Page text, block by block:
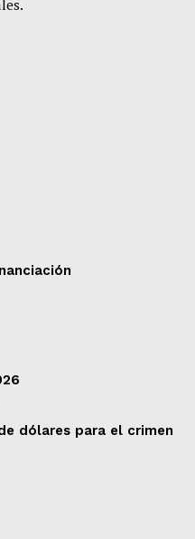
dólares para el crimen